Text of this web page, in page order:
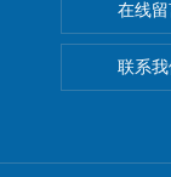
在线
联系我